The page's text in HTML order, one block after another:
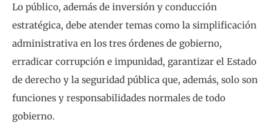
Lo público, además de inversión y conducción
estratégica, debe atender temas como la simplificación
administrativa en los tres órdenes de gobierno,
erradicar corrupción e impunidad, garantizar el Estado
de derecho y la seguridad pública que, además, solo son
funciones y responsabilidades normales de todo
gobierno.